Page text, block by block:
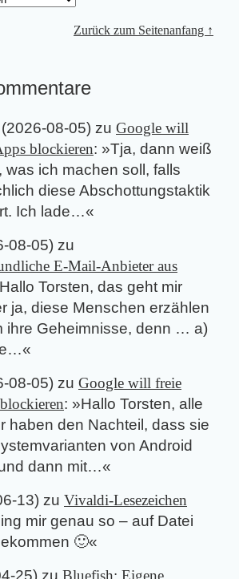
Zurück zum Seitenanfang ↑
(2026-08-05) zu Google will
blockieren: »Tja, dann weiß
was ich machen soll, falls
diese Abschottungstaktik
Ich lade…«
08-05) zu
E-Mail-Anbieter aus
Hallo Torsten, das geht mir
ja, diese Menschen erzählen
ihre Geheimnisse, denn … a)
«
08-05) zu Google will freie
: »Hallo Torsten, alle
haben den Nachteil, dass sie
von Android
dann mit…«
13) zu Vivaldi-Lesezeichen
mir genau so – auf Datei
🙂«
25) zu Bluefish: Eigene